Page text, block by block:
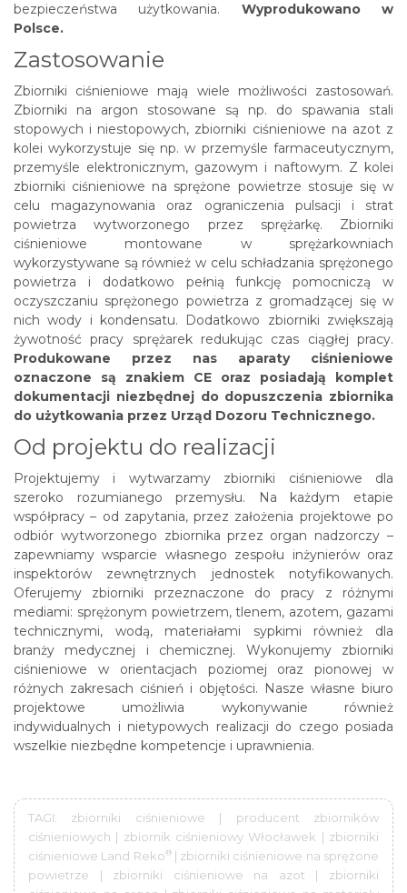
bezpieczeństwa użytkowania. Wyprodukowano w
Polsce.
Zastosowanie
Zbiorniki ciśnieniowe mają wiele możliwości zastosowań.
Zbiorniki na argon stosowane są np. do spawania stali
stopowych i niestopowych, zbiorniki ciśnieniowe na azot z
kolei wykorzystuje się np. w przemyśle farmaceutycznym,
przemyśle elektronicznym, gazowym i naftowym. Z kolei
zbiorniki ciśnieniowe na sprężone powietrze stosuje się w
celu magazynowania oraz ograniczenia pulsacji i strat
powietrza wytworzonego przez sprężarkę. Zbiorniki
ciśnieniowe montowane w sprężarkowniach
wykorzystywane są również w celu schładzania sprężonego
powietrza i dodatkowo pełnią funkcję pomocniczą w
oczyszczaniu sprężonego powietrza z gromadzącej się w
nich wody i kondensatu. Dodatkowo zbiorniki zwiększają
żywotność pracy sprężarek redukując czas ciągłej pracy.
Produkowane przez nas aparaty ciśnieniowe
oznaczone są znakiem CE oraz posiadają komplet
dokumentacji niezbędnej do dopuszczenia zbiornika
do użytkowania przez Urząd Dozoru Technicznego.
Od projektu do realizacji
Projektujemy i wytwarzamy zbiorniki ciśnieniowe dla
szeroko rozumianego przemysłu. Na każdym etapie
współpracy – od zapytania, przez założenia projektowe po
odbiór wytworzonego zbiornika przez organ nadzorczy –
zapewniamy wsparcie własnego zespołu inżynierów oraz
inspektorów zewnętrznych jednostek notyfikowanych.
Oferujemy zbiorniki przeznaczone do pracy z różnymi
mediami: sprężonym powietrzem, tlenem, azotem, gazami
technicznymi, wodą, materiałami sypkimi również dla
branży medycznej i chemicznej. Wykonujemy zbiorniki
ciśnieniowe w orientacjach poziomej oraz pionowej w
różnych zakresach ciśnień i objętości. Nasze własne biuro
projektowe umożliwia wykonywanie również
indywidualnych i nietypowych realizacji do czego posiada
wszelkie niezbędne kompetencje i uprawnienia.
TAGI: zbiorniki ciśnieniowe | producent zbiorników
ciśnieniowych | zbiornik ciśnieniowy Włocławek | zbiorniki
ciśnieniowe Land Reko®| zbiorniki ciśnieniowe na sprężone
powietrze | zbiorniki ciśnieniowe na azot | zbiorniki